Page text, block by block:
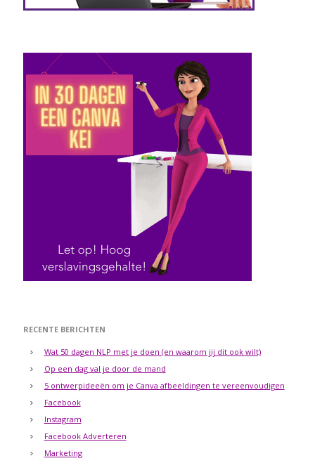
RECENTE BERICHTEN
Wat 50 dagen NLP met je doen (en waarom jij dit ook wilt)
Op een dag val je door de mand
5 ontwerpideeën om je Canva afbeeldingen te vereenvoudigen
Facebook
Instagram
Facebook Adverteren
Marketing